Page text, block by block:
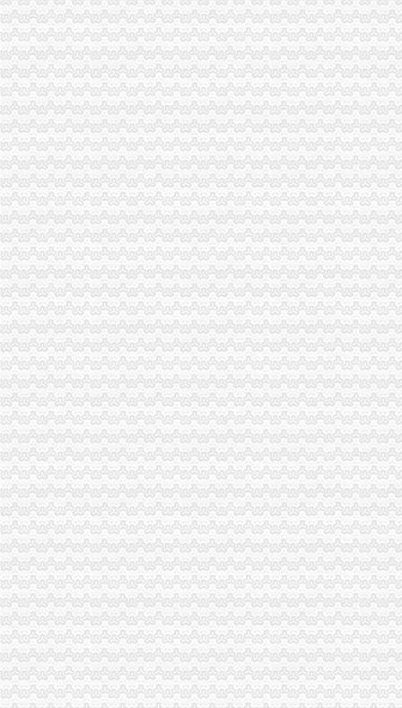
市局四项措施认真落实谢小副市长关于媒体广告监管工作的重庆税务注销批示精
潼南局“新、硬、活”重庆分公司注销推进学习型组织建设
彭水局“六查六看”重庆税务注销整规范月饼经营秩序
城口县批微型企业申请人即将持照营业
石柱局三项举措加大辣椒收购市重庆税务注销场监管力度
秀山局重庆公司注销查处取缔农村地区网吧取得阶段成效
高新区局重庆分公司注销建成启用多媒体数字展示系统
万盛局开展“十廉”重庆营业执照注销活动助推基层风廉政建设
綦江县百名人大代表助推百户微型企业
双桥局双路工商所查鲜肉家禽市重庆分公司注销场保秩序
渝北局重庆公司注销四项措施提升电子商务监管水平
云局“三比三看”重庆公司注销开展争先创优活动
大渡口局重庆代办公司以机构改革为契机 积推行行政执法新机制